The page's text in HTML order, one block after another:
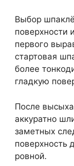
Выбор
поверхности
первого
стартовая
более
гладкую
После
аккуратно
заметных
поверхность
ровной.